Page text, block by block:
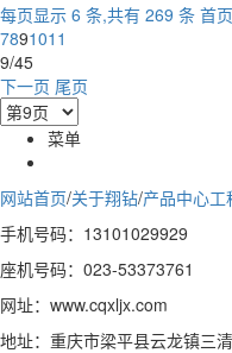
每页显示 6 条,共有 269 条 首页
7891011
9/45
下一页 尾页
菜单
网站首页/关于翔钻/产品中心工
手机号码：13101029929
座机号码：023-53373761
网址：www.cqxljx.com
地址：重庆市梁平县云龙镇三